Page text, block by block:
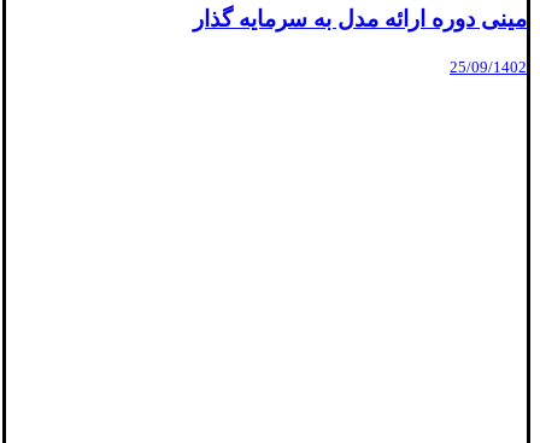
مینی دوره ارائه مدل به سرمایه گذار
25/09/1402